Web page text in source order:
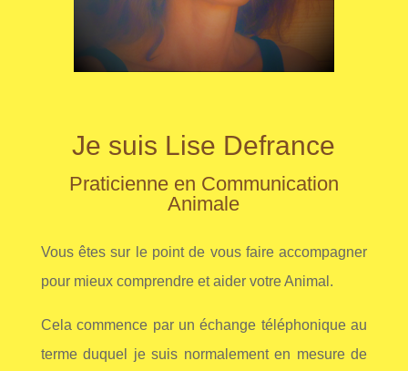
Je suis Lise Defrance
Praticienne en Communication
Animale
Vous êtes sur le point de vous faire accompagner
pour mieux comprendre et aider votre Animal.
Cela commence par un échange téléphonique au
terme duquel je suis normalement en mesure de